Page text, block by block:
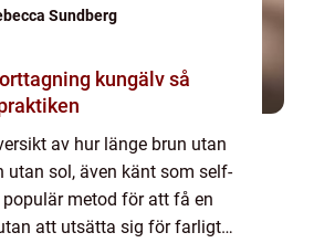
Sundberg
kungälv så
av hur länge brun utan
utan sol, även känt som self-
metod för att få en
att utsätta sig för farligt